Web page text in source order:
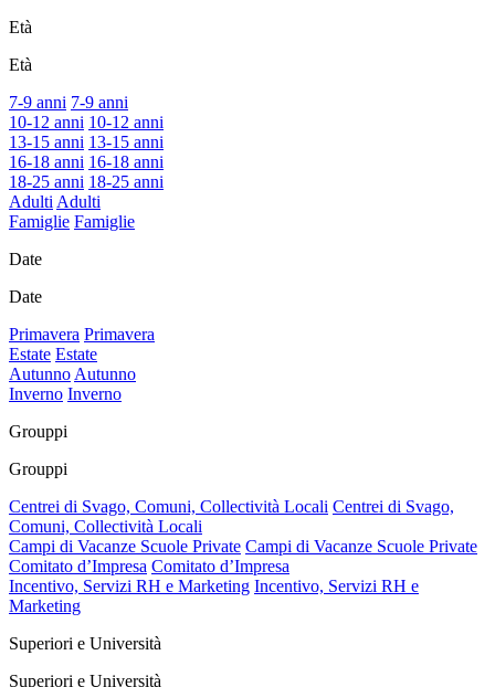
Età
Età
7-9 anni 7-9 anni
10-12 anni 10-12 anni
13-15 anni 13-15 anni
16-18 anni 16-18 anni
18-25 anni 18-25 anni
Adulti Adulti
Famiglie Famiglie
Date
Date
Primavera Primavera
Estate Estate
Autunno Autunno
Inverno Inverno
Grouppi
Grouppi
Centrei di Svago, Comuni, Collectività Locali Centrei di Svago,
Comuni, Collectività Locali
Campi di Vacanze Scuole Private Campi di Vacanze Scuole Private
Comitato d’Impresa Comitato d’Impresa
Incentivo, Servizi RH e Marketing Incentivo, Servizi RH e
Marketing
Superiori e Università
Superiori e Università